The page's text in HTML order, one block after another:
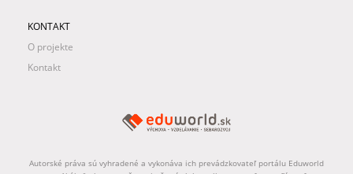
KONTAKT
O projekte
Kontakt
Autorské práva sú vyhradené a vykonáva ich prevádzkovateľ portálu Eduworld